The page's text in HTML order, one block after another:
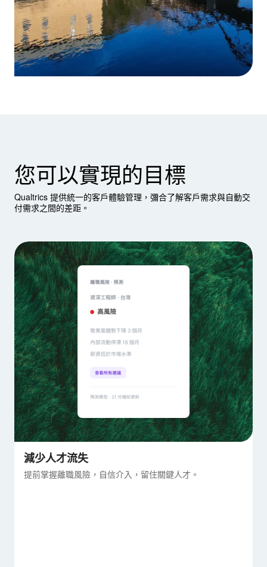
您可以實現的目標
Qualtrics 提供統一的客戶體驗管理，彌合了解客戶需求與自動交
付需求之間的差距。
減少人才流失
提前掌握離職風險，自信介入，留住關鍵人才。